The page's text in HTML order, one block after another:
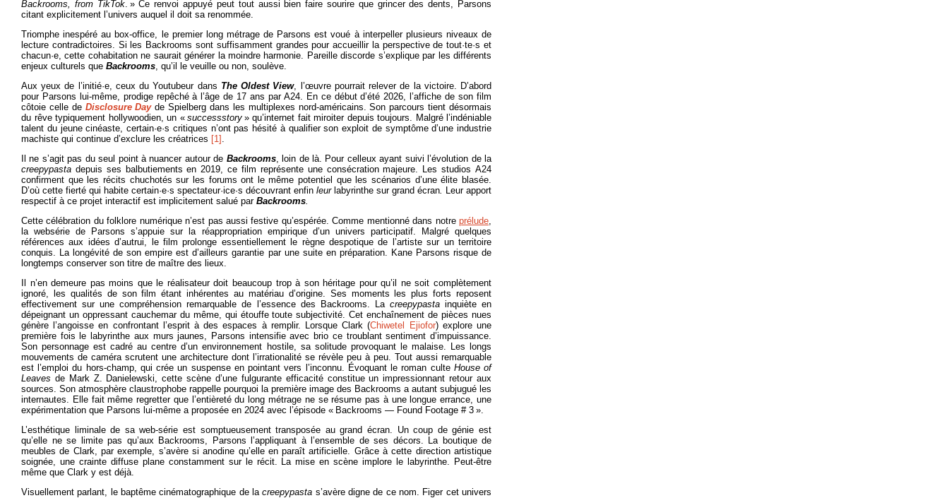
Backrooms, from TikTok. » Ce renvoi appuyé peut tout aussi bien faire sourire que grincer des dents, Parsons
citant explicitement l’univers auquel il doit sa renommée.
Triomphe inespéré au box-office, le premier long métrage de Parsons est voué à interpeller plusieurs niveaux de
lecture contradictoires. Si les Backrooms sont suffisamment grandes pour accueillir la perspective de tout·te·s et
chacun·e, cette cohabitation ne saurait générer la moindre harmonie. Pareille discorde s’explique par les différents
enjeux culturels que Backrooms, qu’il le veuille ou non, soulève.
Aux yeux de l’initié·e, ceux du Youtubeur dans The Oldest View, l’œuvre pourrait relever de la victoire. D’abord
pour Parsons lui-même, prodige repêché à l’âge de 17 ans par A24. En ce début d’été 2026, l’affiche de son film
côtoie celle de Disclosure Day de Spielberg dans les multiplexes nord-américains. Son parcours tient désormais
du rêve typiquement hollywoodien, un « successstory» qu’internet fait miroiter depuis toujours. Malgré l’indéniable
talent du jeune cinéaste, certain·e·s critiques n’ont pas hésité à qualifier son exploit de symptôme d’une industrie
machiste qui continue d’exclure les créatrices [1] .
Il ne s’agit pas du seul point à nuancer autour de Backrooms, loin de là. Pour celleux ayant suivi l’évolution de la
creepypasta depuis ses balbutiements en 2019, ce film représente une consécration majeure. Les studios A24
confirment que les récits chuchotés sur les forums ont le même potentiel que les scénarios d’une élite blasée.
D’où cette fierté qui habite certain·e·s spectateur·ice·s découvrant enfin leur labyrinthe sur grand écran. Leur apport
respectif à ce projet interactif est implicitement salué par Backrooms.
Cette célébration du folklore numérique n’est pas aussi festive qu’espérée. Comme mentionné dans notre prélude,
la websérie de Parsons s’appuie sur la réappropriation empirique d’un univers participatif. Malgré quelques
références aux idées d’autrui, le film prolonge essentiellement le règne despotique de l’artiste sur un territoire
conquis. La longévité de son empire est d’ailleurs garantie par une suite en préparation. Kane Parsons risque de
longtemps conserver son titre de maître des lieux.
Il n’en demeure pas moins que le réalisateur doit beaucoup trop à son héritage pour qu’il ne soit complètement
ignoré, les qualités de son film étant inhérentes au matériau d’origine. Ses moments les plus forts reposent
effectivement sur une compréhension remarquable de l’essence des Backrooms. La creepypasta inquiète en
dépeignant un oppressant cauchemar du même, qui étouffe toute subjectivité. Cet enchaînement de pièces nues
génère l’angoisse en confrontant l’esprit à des espaces à remplir. Lorsque Clark (Chiwetel Ejiofor) explore une
première fois le labyrinthe aux murs jaunes, Parsons intensifie avec brio ce troublant sentiment d’impuissance.
Son personnage est cadré au centre d’un environnement hostile, sa solitude provoquant le malaise. Les longs
mouvements de caméra scrutent une architecture dont l’irrationalité se révèle peu à peu. Tout aussi remarquable
est l’emploi du hors-champ, qui crée un suspense en pointant vers l’inconnu. Évoquant le roman culte Houseof
Leaves de Mark Z. Danielewski, cette scène d’une fulgurante efficacité constitue un impressionnant retour aux
sources. Son atmosphère claustrophobe rappelle pourquoi la première image des Backrooms a autant subjugué les
internautes. Elle fait même regretter que l’entièreté du long métrage ne se résume pas à une longue errance, une
expérimentation que Parsons lui-même a proposée en 2024 avec l’épisode « Backrooms ― Found Footage # 3 ».
L’esthétique liminale de sa web-série est somptueusement transposée au grand écran. Un coup de génie est
qu’elle ne se limite pas qu’aux Backrooms, Parsons l’appliquant à l’ensemble de ses décors. La boutique de
meubles de Clark, par exemple, s’avère si anodine qu’elle en paraît artificielle. Grâce à cette direction artistique
soignée, une crainte diffuse plane constamment sur le récit. La mise en scène implore le labyrinthe. Peut-être
même que Clark y est déjà.
Visuellement parlant, le baptême cinématographique de lacreepypasta s’avère digne de ce nom. Figer cet univers